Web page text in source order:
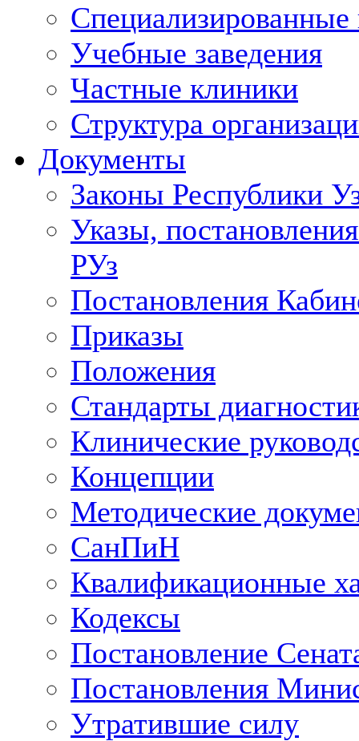
Учебные заведения
Частные клиники
Структура
Документы
Законы Республики
Указы,
РУз
Постановления
Приказы
Положения
Стандарты
Клинические
Концепции
Методические
СанПиН
Квалификационные
Кодексы
Постановление
Постановления
Утратившие силу